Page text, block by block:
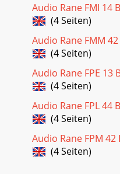
Audio Rane FMI 14
(4 Seiten)
Audio Rane FMM
(4 Seiten)
Audio Rane FPE
(4 Seiten)
Audio Rane FPL 44
(4 Seiten)
Audio Rane FPM
(4 Seiten)